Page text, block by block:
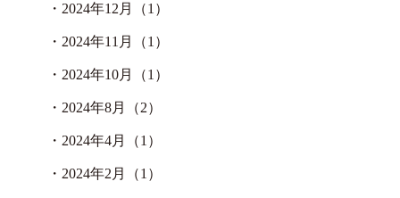
・ 2024年12月（1）
・ 2024年11月（1）
・ 2024年10月（1）
・ 2024年8月（2）
・ 2024年4月（1）
・ 2024年2月（1）